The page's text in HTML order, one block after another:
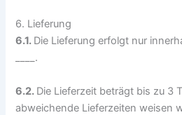
6. Lieferung
6.1. Die Lieferung erfolgt nur
____.
6.2. Die Lieferzeit beträgt bis zu 3
abweichende Lieferzeiten weisen